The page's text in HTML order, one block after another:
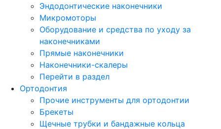
Эндодонтические наконечники
Микромоторы
Оборудование и средства по уходу за
наконечниками
Прямые наконечники
Наконечники-скалеры
Перейти в раздел
Ортодонтия
Прочие инструменты для ортодонтии
Брекеты
Щечные трубки и бандажные кольца